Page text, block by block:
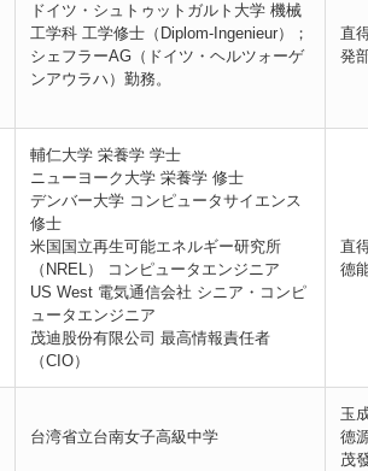
ドイツ・シュトゥットガルト大学 機械
工学科 工学修士（Diplom-Ingenieur）；
シェフラーAG（ドイツ・ヘルツォーゲ
ンアウラハ）勤務。
直
発
輔仁大学 栄養学 学士
ニューヨーク大学 栄養学 修士
デンバー大学 コンピュータサイエンス
修士
米国国立再生可能エネルギー研究所
（NREL） コンピュータエンジニア
US West 電気通信会社 シニア・コンピ
ュータエンジニア
茂迪股份有限公司 最高情報責任者
（CIO）
直
德
台湾省立台南女子高級中学
玉
德
茂